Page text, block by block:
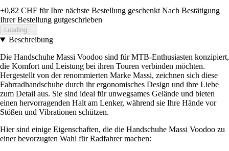
+0,82 CHF für Ihre nächste Bestellung geschenkt Nach Bestätigung
Ihrer Bestellung gutgeschrieben
Loading...
Beschreibung
Die Handschuhe Massi Voodoo sind für MTB-Enthusiasten konzipiert,
die Komfort und Leistung bei ihren Touren verbinden möchten.
Hergestellt von der renommierten Marke Massi, zeichnen sich diese
Fahrradhandschuhe durch ihr ergonomisches Design und ihre Liebe
zum Detail aus. Sie sind ideal für unwegsames Gelände und bieten
einen hervorragenden Halt am Lenker, während sie Ihre Hände vor
Stößen und Vibrationen schützen.
Hier sind einige Eigenschaften, die die Handschuhe Massi Voodoo zu
einer bevorzugten Wahl für Radfahrer machen: